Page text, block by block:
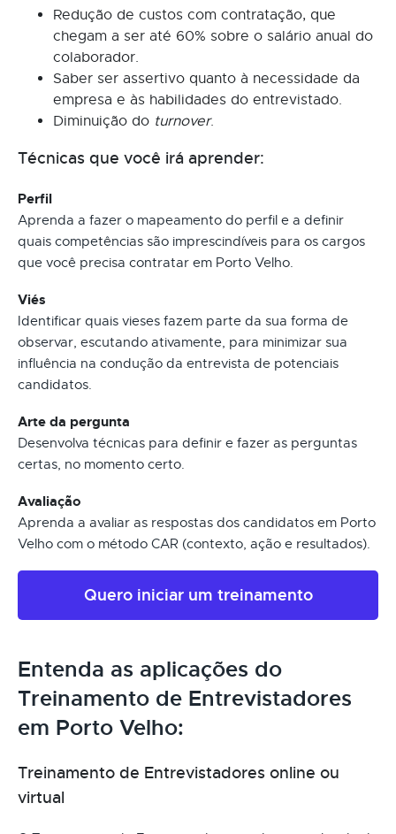
Redução de custos com contratação, que
chegam a ser até 60% sobre o salário anual do
colaborador.
Saber ser assertivo quanto à necessidade da
empresa e às habilidades do entrevistado.
Diminuição do turnover.
Técnicas que você irá aprender:
Perfil
Aprenda a fazer o mapeamento do perfil e a definir
quais competências são imprescindíveis para os cargos
que você precisa contratar em Porto Velho.
Viés
Identificar quais vieses fazem parte da sua forma de
observar, escutando ativamente, para minimizar sua
influência na condução da entrevista de potenciais
candidatos.
Arte da pergunta
Desenvolva técnicas para definir e fazer as perguntas
certas, no momento certo.
Avaliação
Aprenda a avaliar as respostas dos candidatos em Porto
Velho com o método CAR (contexto, ação e resultados).
Quero iniciar um treinamento
Entenda as aplicações do
Treinamento de Entrevistadores
em Porto Velho:
Treinamento de Entrevistadores online ou
virtual